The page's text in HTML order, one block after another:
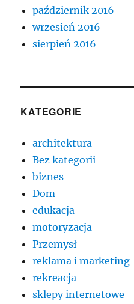
październik 2016
wrzesień 2016
sierpień 2016
KATEGORIE
architektura
Bez kategorii
biznes
Dom
edukacja
motoryzacja
Przemysł
reklama i marketing
rekreacja
sklepy internetowe